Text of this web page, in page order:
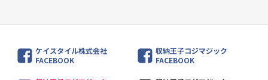
ケイスタイル株式会社
FACEBOOK
収納王子コジマジック
FACEBOOK